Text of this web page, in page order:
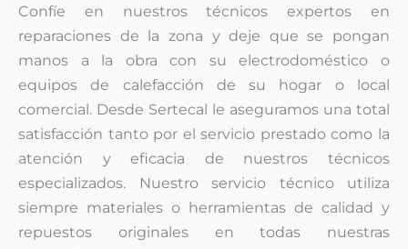
Confíe en nuestros técnicos expertos en
reparaciones de la zona y deje que se pongan
manos a la obra con su electrodoméstico o
equipos de calefacción de su hogar o local
comercial. Desde Sertecal le aseguramos una total
satisfacción tanto por el servicio prestado como la
atención y eficacia de nuestros técnicos
especializados. Nuestro servicio técnico utiliza
siempre materiales o herramientas de calidad y
repuestos originales en todas nuestras